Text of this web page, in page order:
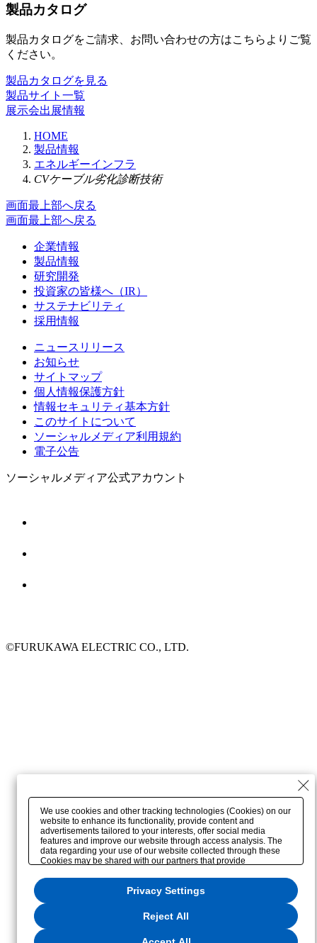
製品カタログ
製品カタログをご請求、お問い合わせの方はこちらよりご覧
ください。
製品カタログを見る
製品サイト一覧
展示会出展情報
HOME
製品情報
エネルギーインフラ
CVケーブル劣化診断技術
画面最上部へ戻る
画面最上部へ戻る
企業情報
製品情報
研究開発
投資家の皆様へ（IR）
サステナビリティ
採用情報
ニュースリリース
お知らせ
サイトマップ
個人情報保護方針
情報セキュリティ基本方針
このサイトについて
ソーシャルメディア利用規約
電子公告
ソーシャルメディア公式アカウント
©FURUKAWA ELECTRIC CO., LTD.
We use cookies and other tracking technologies (Cookies) on our
website to enhance its functionality, provide content and
advertisements tailored to your interests, offer social media
features and improve our website through access analysis. The
data regarding your use of our website collected through these
Cookies may be shared with our partners that provide
partners may combine the data shared by us with other data that
you have provided to them or that they have collected from your
use of their services or other websites to analyze and optimize
advertisements delivered to you by businesses other than us on
the internet. If you wish to reject the use of all Cookies except for
Strictly Necessary Cookies, please click "Reject All". If you agree
to the use of all Cookies, please click "Accept All". To select your
Privacy Settings
Reject All